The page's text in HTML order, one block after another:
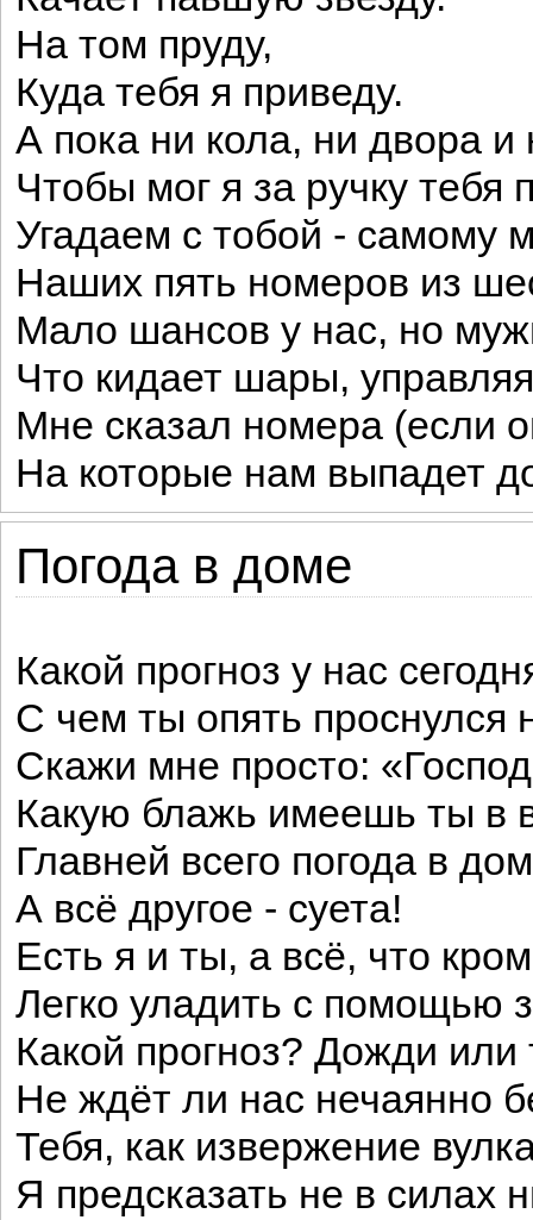
На том пруду,
Куда тебя я приведу.
А пока ни кола, ни двора и
Чтобы мог я за ручку тебя
Угадаем с тобой - самому
Наших пять номеров из
Мало шансов у нас, но
Что кидает шары,
Мне сказал номера (если
На которые нам выпадет
Погода в доме
Какой прогноз у нас
С чем ты опять проснулся
Скажи мне просто:
Какую блажь имеешь ты в
Главней всего погода в
А всё другое - суета!
Есть я и ты, а всё, что
Легко уладить с помощью
Какой прогноз? Дожди
Не ждёт ли нас нечаянно
Тебя, как извержение
Я предсказать не в силах